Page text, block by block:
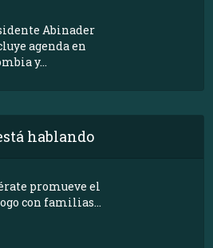
Abinader
agenda en
y...
hablando
promueve el
con familias...